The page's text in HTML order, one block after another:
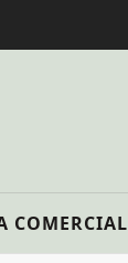
COMERCIAL